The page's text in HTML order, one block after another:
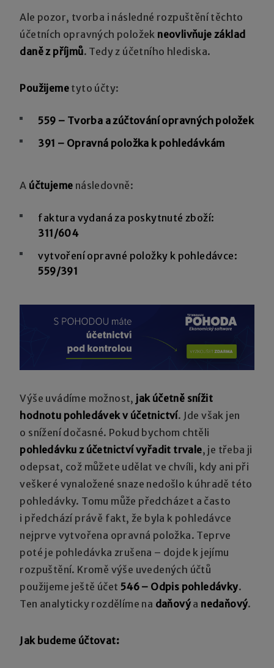
Ale pozor, tvorba i následné rozpuštění těchto
účetních opravných položek neovlivňuje základ
daně z příjmů. Tedy z účetního hlediska.
Použijeme tyto účty:
559 – Tvorba a zúčtování opravných položek
391 – Opravná položka k pohledávkám
A účtujeme následovně:
faktura vydaná za poskytnuté zboží:
311/604
vytvoření opravné položky k pohledávce:
559/391
Výše uvádíme možnost, jak účetně snížit
hodnotu pohledávek v účetnictví. Jde však jen
o snížení dočasné. Pokud bychom chtěli
pohledávku z účetnictví vyřadit trvale, je třeba ji
odepsat, což můžete udělat ve chvíli, kdy ani při
veškeré vynaložené snaze nedošlo k úhradě této
pohledávky. Tomu může předcházet a často
i předchází právě fakt, že byla k pohledávce
nejprve vytvořena opravná položka. Teprve
poté je pohledávka zrušena – dojde k jejímu
rozpuštění. Kromě výše uvedených účtů
použijeme ještě účet 546 – Odpis pohledávky.
Ten analyticky rozdělíme na daňovýa nedaňový.
Jak budeme účtovat: